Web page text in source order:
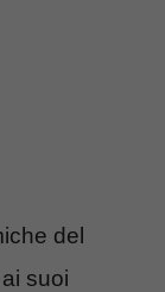
del
suoi